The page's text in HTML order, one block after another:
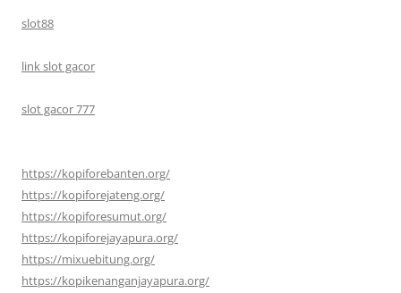
slot88
link slot gacor
slot gacor 777
https://kopiforebanten.org/
https://kopiforejateng.org/
https://kopiforesumut.org/
https://kopiforejayapura.org/
https://mixuebitung.org/
https://kopikenanganjayapura.org/